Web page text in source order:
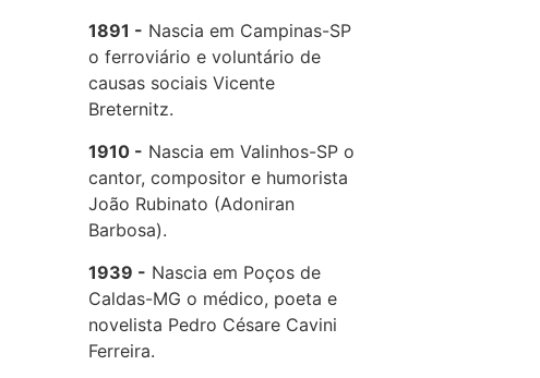
1891
Nascia em Campinas-SP
o ferroviário e voluntário de
causas sociais Vicente
Breternitz.
1910
Nascia em Valinhos-SP o
cantor, compositor e humorista
João Rubinato (Adoniran
Barbosa).
1939
Nascia em Poços de
Caldas-MG o médico, poeta e
novelista Pedro Césare Cavini
Ferreira.